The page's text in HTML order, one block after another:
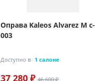
Оправа Kaleos Alvarez M c-
003
Доступно в 1 салоне
37 280 ₽ 46 600 ₽